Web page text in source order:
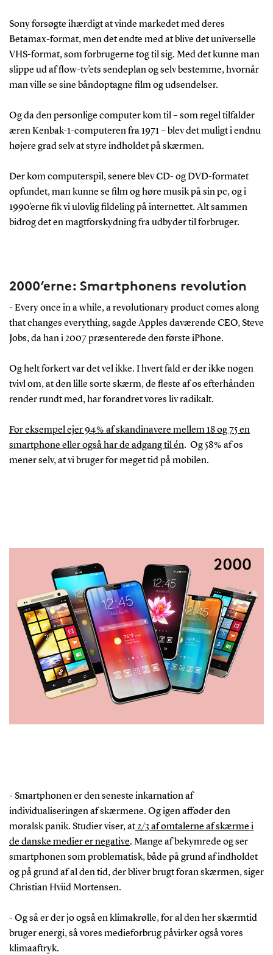
Sony forsøgte ihærdigt at vinde markedet med deres
Betamax-format, men det endte med at blive det universelle
VHS-format, som forbrugerne tog til sig. Med det kunne man
slippe ud af flow-tv’ets sendeplan og selv bestemme, hvornår
man ville se sine båndoptagne film og udsendelser.
Og da den personlige computer kom til – som regel tilfalder
æren Kenbak-1-computeren fra 1971 – blev det muligt i endnu
højere grad selv at styre indholdet på skærmen.
Der kom computerspil, senere blev CD- og DVD-formatet
opfundet, man kunne se film og høre musik på sin pc, og i
1990’erne fik vi ulovlig fildeling på internettet. Alt sammen
bidrog det en magtforskydning fra udbyder til forbruger.
2000’erne: Smartphonens revolution
- Every once in a while, a revolutionary product comes along
that changes everything, sagde Apples daværende CEO, Steve
Jobs, da han i 2007 præsenterede den første iPhone.
Og helt forkert var det vel ikke. I hvert fald er der ikke nogen
tvivl om, at den lille sorte skærm, de fleste af os efterhånden
render rundt med, har forandret vores liv radikalt.
For eksempel ejer 94 % af skandinavere mellem 18 og 75 en
smartphone eller også har de adgang til én. Og 58 % af os
mener selv, at vi bruger for meget tid på mobilen.
- Smartphonen er den seneste inkarnation af
individualiseringen af skærmene. Og igen afføder den
moralsk panik. Studier viser, at2/3 af omtalerne af skærme i
de danske medier er negative. Mange af bekymrede og ser
smartphonen som problematisk, både på grund af indholdet
og på grund af al den tid, der bliver brugt foran skærmen, siger
Christian Hviid Mortensen.
- Og så er der jo også en klimakrølle, for al den her skærmtid
bruger energi, så vores medieforbrug påvirker også vores
klimaaftryk.